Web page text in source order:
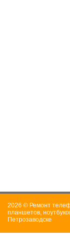
2026 © Ремонт
планшетов,
Петрозаводске